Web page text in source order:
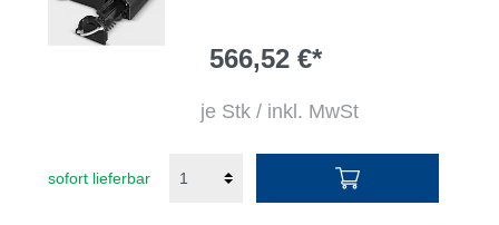
566,52 €*
je Stk / inkl. MwSt
sofort lieferbar